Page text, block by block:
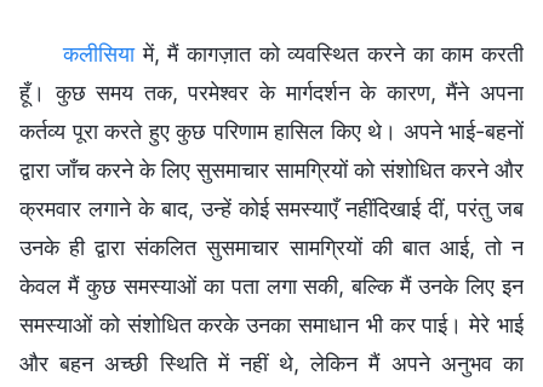
कलीसियामें, मैं कागज़ात को व्यवस्थित करने का काम करती
हूँ। कुछ समय तक, परमेश्वर के मार्गदर्शन के कारण, मैंने अपना
कर्तव्य पूरा करते हुए कुछ परिणाम हासिल किए थे। अपने भाई-बहनों
द्वारा जाँच करने के लिए सुसमाचार सामग्रियों को संशोधित करने और
क्रमवार लगाने के बाद, उन्हें कोई समस्याएँ नहींदिखाई दीं, परंतु जब
उनके ही द्वारा संकलित सुसमाचार सामग्रियों की बात आई, तो न
केवल मैं कुछ समस्याओं का पता लगा सकी, बल्कि मैं उनके लिए इन
समस्याओं को संशोधित करके उनका समाधान भी कर पाई। मेरे भाई
और बहन अच्छी स्थिति में नहीं थे, लेकिन मैं अपने अनुभव का